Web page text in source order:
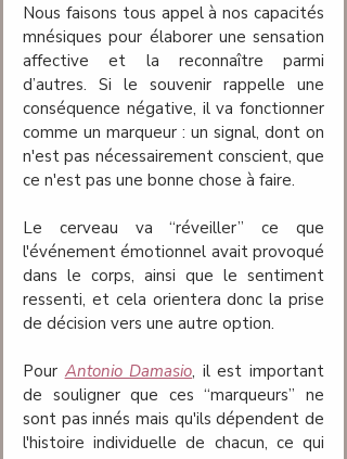
Nous faisons tous appel à nos capacités
mnésiques pour élaborer une sensation
affective et la reconnaître parmi
d’autres. Si le souvenir rappelle une
conséquence négative, il va fonctionner
comme un marqueur : un signal, dont on
n'est pas nécessairement conscient, que
ce n'est pas une bonne chose à faire.
Le cerveau va “réveiller” ce que
l'événement émotionnel avait provoqué
dans le corps, ainsi que le sentiment
ressenti, et cela orientera donc la prise
de décision vers une autre option.
Pour Antonio Damasio, il est important
de souligner que ces “marqueurs” ne
sont pas innés mais qu'ils dépendent de
l'histoire individuelle de chacun, ce qui